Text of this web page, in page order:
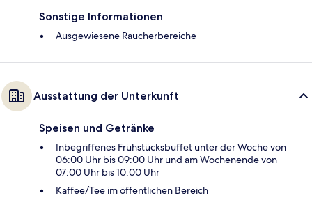
Sonstige Informationen
Ausgewiesene Raucherbereiche
Ausstattung der Unterkunft
Speisen und Getränke
Inbegriffenes Frühstücksbuffet unter der Woche von
06:00 Uhr bis 09:00 Uhr und am Wochenende von
07:00 Uhr bis 10:00 Uhr
Kaffee/Tee im öffentlichen Bereich